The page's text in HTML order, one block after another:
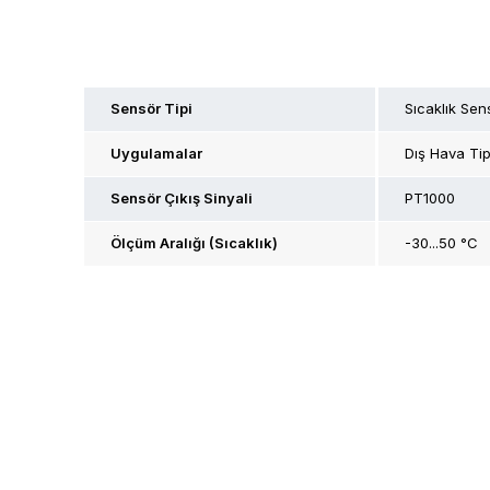
Sensör Tipi Sıcaklık
Uygulamalar Dış Hava Tip
Sensör Çıkış Sinyali PT1000
Ölçüm Aralığı (Sıcaklık) -30...50 °C